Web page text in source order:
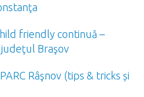
friendly continuă –
Braşov
Râşnov (tips & tricks și